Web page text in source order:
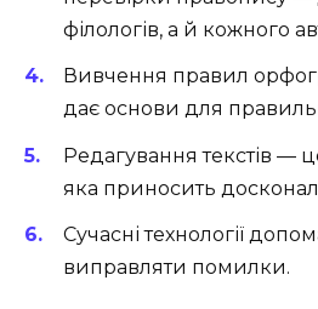
філологів, а й кожного
Вивчення правил
дає основи для
Редагування текстів —
яка приносить
Сучасні технології
виправляти помилки.